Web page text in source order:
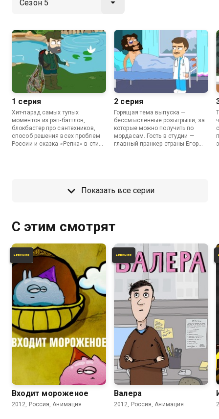
1 серия
Хит-парад самых тупых
моментов из рэп-баттлов,
блокбастер про сантехников,
способ решения всех проблем
России и сказка «Репка» в стиле
2 серия
Горящая тема выпуска —
бессмысленные розыгрыши, за
которые можно получить по
мордасам. Гость в студии —
главный пранкер страны Егор
Показать все серии
С этим смотрят
7.2
Входит мороженое
2012, Россия, Анимация
5.8
Валера
2012, Россия, Анимация